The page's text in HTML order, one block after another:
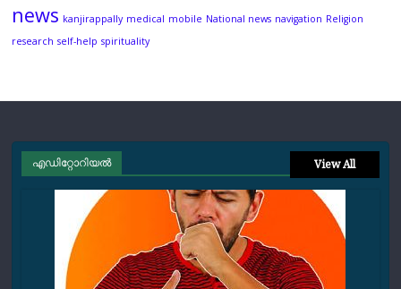
news kanjirappally medical mobile National news navigation Religion
research self-help spirituality
എഡിറ്റോറിയല്‍ View All